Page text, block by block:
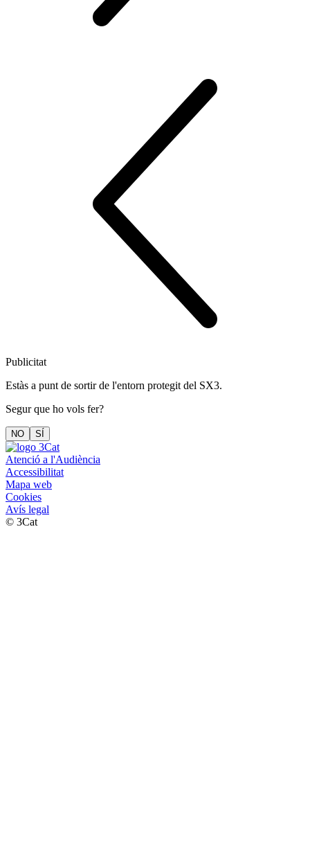
Publicitat
Estàs a punt de sortir de l'entorn protegit del SX3.
Segur que ho vols fer?
NO SÍ
Atenció a l'Audiència
Accessibilitat
Mapa web
Cookies
Avís legal
© 3Cat